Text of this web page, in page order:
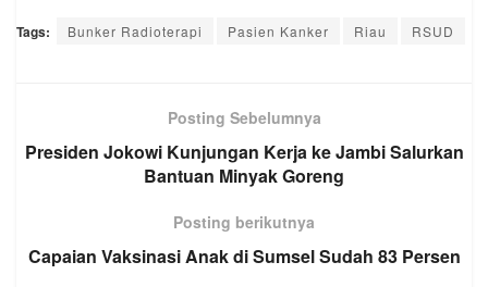
Tags: Bunker Radioterapi Pasien Kanker Riau RSUD
Posting Sebelumnya
Presiden Jokowi Kunjungan Kerja ke Jambi Salurkan
Bantuan Minyak Goreng
Posting berikutnya
Capaian Vaksinasi Anak di Sumsel Sudah 83 Persen